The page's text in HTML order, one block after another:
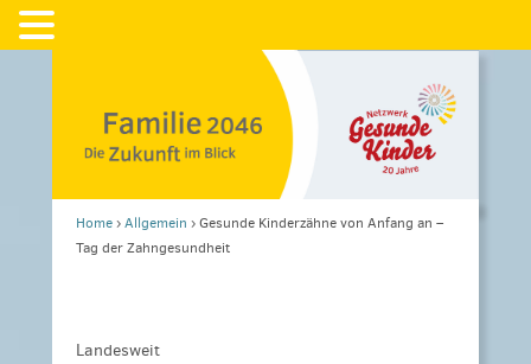
Home›Allgemein ›Gesunde Kinderzähne von Anfang an –
Tag der Zahngesundheit
Landesweit